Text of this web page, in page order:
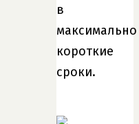
в
максимально
короткие
сроки.